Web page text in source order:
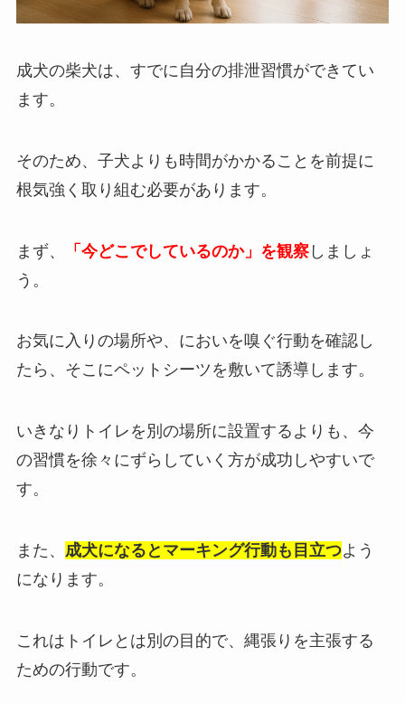
成犬の柴犬は、すでに自分の排泄習慣ができてい
ます。
そのため、子犬よりも時間がかかることを前提に
根気強く取り組む必要があります。
まず、 「今どこでしているのか」を観察しましょ
う。
お気に入りの場所や、においを嗅ぐ行動を確認し
たら、そこにペットシーツを敷いて誘導します。
いきなりトイレを別の場所に設置するよりも、今
の習慣を徐々にずらしていく方が成功しやすいで
す。
また、 成犬になるとマーキング行動も目立つよう
になります。
これはトイレとは別の目的で、縄張りを主張する
ための行動です。